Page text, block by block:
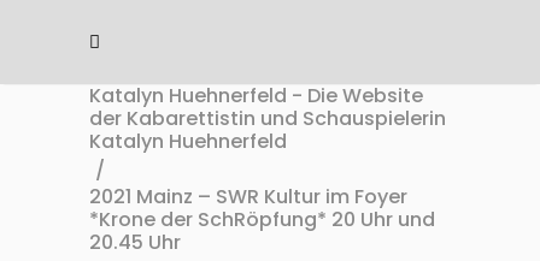
Katalyn Huehnerfeld - Die Website
der Kabarettistin und Schauspielerin
Katalyn Huehnerfeld
/
2021 Mainz – SWR Kultur im Foyer
*Krone der SchRöpfung* 20 Uhr und
20.45 Uhr